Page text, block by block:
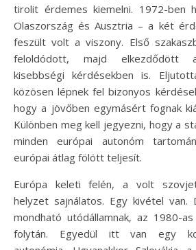
tirolit érdemes kiemelni. 1972-ben
Olaszország és Ausztria – a két
feszült volt a viszony. Első
feloldódott, majd elkezdődött
kisebbségi kérdésekben is.
közösen lépnek fel bizonyos
hogy a jövőben egymásért fognak
Különben meg kell jegyezni, hogy a
minden európai autonóm
európai átlag fölött teljesít.
Európa keleti felén, a volt
helyzet sajnálatos. Egy kivétel van.
mondható utódállamnak, az 1980-as
folytán. Egyedül itt van egy